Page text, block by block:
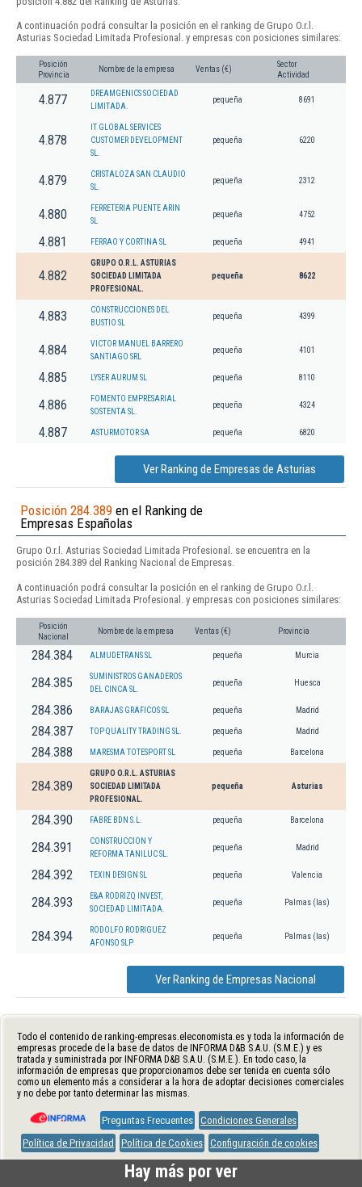
A continuación podrá consultar la posición en el ranking de Grupo O.r.l.
Asturias Sociedad Limitada Profesional. y empresas con posiciones similares:
Posición
Provincia
Nombre de la empresa Ventas (€)
Sector
Actividad
4.877
DREAMGENICS SOCIEDAD
LIMITADA.
pequeña 8691
4.878
IT GLOBAL SERVICES
CUSTOMER DEVELOPMENT
SL.
pequeña 6220
4.879
CRISTALOZA SAN CLAUDIO
SL.
pequeña 2312
4.880
FERRETERIA PUENTE ARIN
SL
pequeña 4752
4.881 FERRAO Y CORTINA SL pequeña 4941
4.882
GRUPO O.R.L. ASTURIAS
SOCIEDAD LIMITADA
PROFESIONAL.
pequeña 8622
4.883
CONSTRUCCIONES DEL
BUSTIO SL
pequeña 4399
4.884
VICTOR MANUEL BARRERO
SANTIAGO SRL
pequeña 4101
4.885 LYSER AURUM SL pequeña 8110
4.886
FOMENTO EMPRESARIAL
SOSTENTA SL.
pequeña 4324
4.887 ASTURMOTOR SA pequeña 6820
Ver Ranking de Empresas de Asturias
Posición 284.389 en el Ranking de
Empresas Españolas
Grupo O.r.l. Asturias Sociedad Limitada Profesional. se encuentra en la
posición 284.389 del Ranking Nacional de Empresas.
A continuación podrá consultar la posición en el ranking de Grupo O.r.l.
Asturias Sociedad Limitada Profesional. y empresas con posiciones similares:
Posición
Nacional
Nombre de la empresa Ventas (€) Provincia
284.384 ALMUDETRANS SL pequeña Murcia
284.385
SUMINISTROS GANADEROS
DEL CINCA SL.
pequeña Huesca
284.386 BARAJAS GRAFICOS SL pequeña Madrid
284.387 TOP QUALITY TRADING SL. pequeña Madrid
284.388 MARESMA TOTESPORT SL pequeña Barcelona
284.389
GRUPO O.R.L. ASTURIAS
SOCIEDAD LIMITADA
PROFESIONAL.
pequeña Asturias
284.390 FABRE BDN S.L. pequeña Barcelona
284.391
CONSTRUCCION Y
REFORMA TANILUC SL.
pequeña Madrid
284.392 TEXIN DESIGN SL pequeña Valencia
284.393
E&A RODRIZQ INVEST,
SOCIEDAD LIMITADA.
pequeña Palmas (las)
284.394
RODOLFO RODRIGUEZ
AFONSO SLP
pequeña Palmas (las)
Ver Ranking de Empresas Nacional
Todo el contenido de ranking-empresas.eleconomista.es y toda la información de
empresas procede de la base de datos de INFORMA D&B S.A.U. (S.M.E.) y es
tratada y suministrada por INFORMA D&B S.A.U. (S.M.E.). En todo caso, la
información de empresas que proporcionamos debe ser tenida en cuenta sólo
como un elemento más a considerar a la hora de adoptar decisiones comerciales
y no debe por tanto determinar las mismas.
Preguntas Frecuentes Condiciones Generales
Política de Privacidad
Política de Cookies Configuración de cookies
Hay más por ver